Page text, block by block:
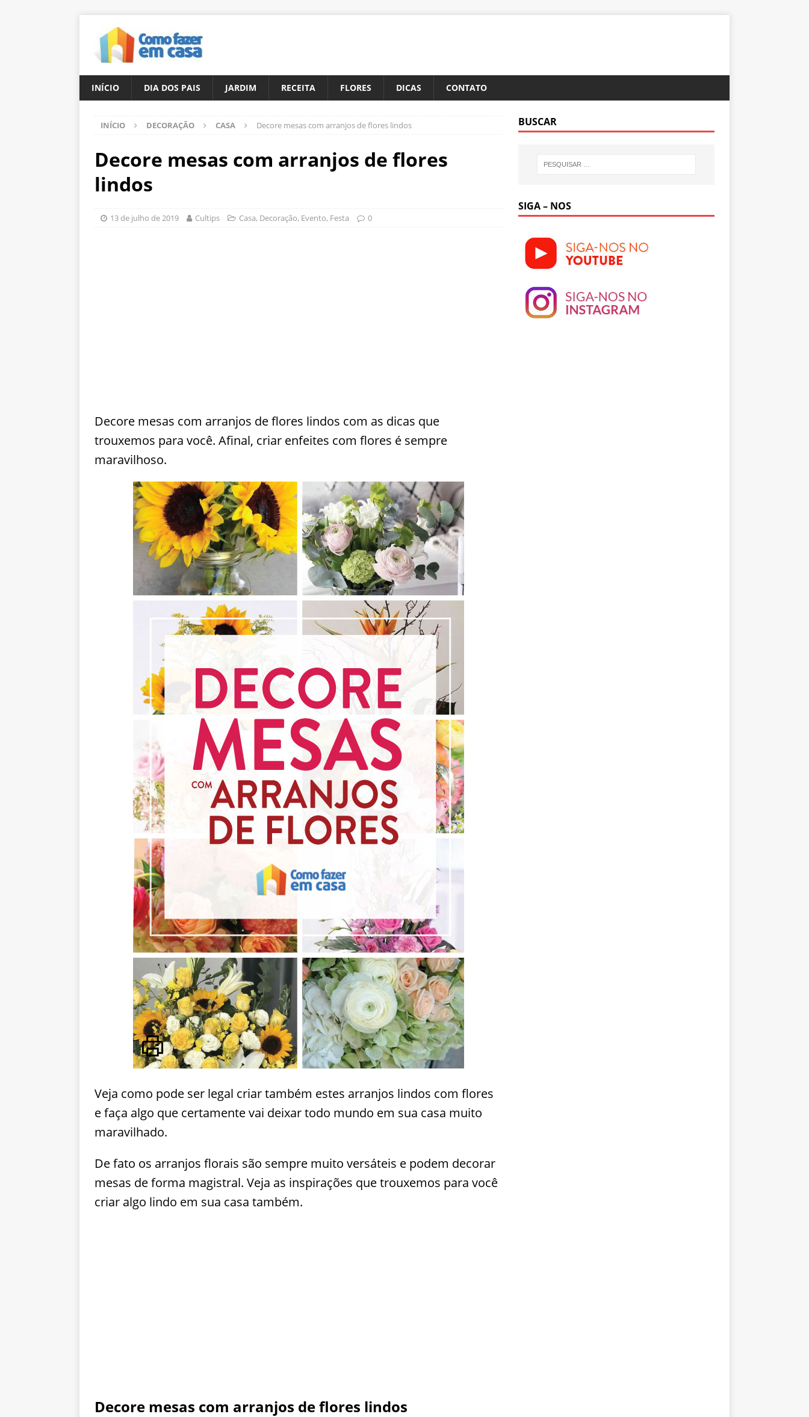
INÍCIO DIA DOS PAIS JARDIM RECEITA FLORES DICAS CONTATO
INÍCIO DECORAÇÃO CASA Decore mesas com arranjos de flores lindos
Decore mesas com arranjos de flores
lindos
13 de julho de 2019 Cultips Casa, Decoração, Evento, Festa 0
Decore mesas com arranjos de flores lindos com as dicas que
trouxemos para você. Afinal, criar enfeites com flores é sempre
maravilhoso.
Veja como pode ser legal criar também estes arranjos lindos com flores
e faça algo que certamente vai deixar todo mundo em sua casa muito
maravilhado.
De fato os arranjos florais são sempre muito versáteis e podem decorar
mesas de forma magistral. Veja as inspirações que trouxemos para você
criar algo lindo em sua casa também.
Decore mesas com arranjos de flores lindos
BUSCAR
SIGA – NOS